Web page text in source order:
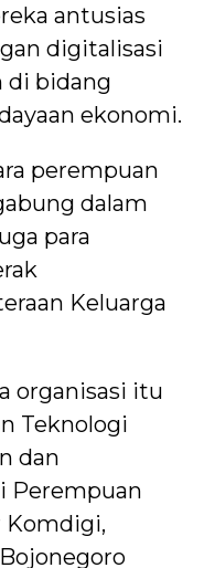
antusias
digitalisasi
bidang
ekonomi.
perempuan
dalam
para
Keluarga
organisasi itu
Teknologi
dan
Perempuan
Komdigi,